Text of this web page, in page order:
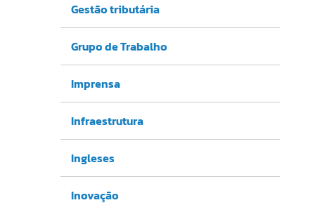
Gestão tributária
Grupo de Trabalho
Imprensa
Infraestrutura
Ingleses
Inovação